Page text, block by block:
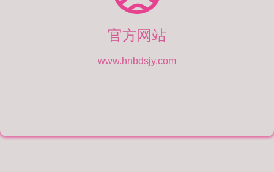
官方网站
www.hnbdsjy.com